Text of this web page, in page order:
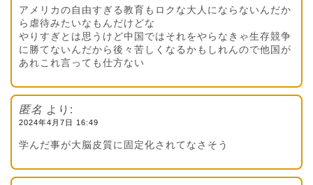
アメリカの自由すぎる教育もロクな大人にならないんだか
ら虐待みたいなもんだけどな
やりすぎとは思うけど中国ではそれをやらなきゃ生存競争
に勝てないんだから後々苦しくなるかもしれんので他国が
あれこれ言っても仕方ない
匿名 より:
2024年4月7日 16:49
学んだ事が大脳皮質に固定化されてなさそう